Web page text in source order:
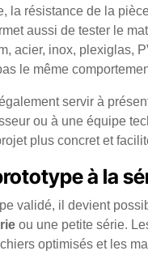
la résistance de la
aussi de tester le
acier, inox, plexiglas,
le même
servir à
ou à une équipe
plus concret et
à la
validé, il devient
ou une petite série.
optimisés et les